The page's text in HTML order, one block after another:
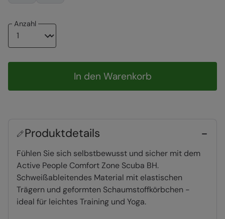
Anzahl
In den Warenkorb
Produktdetails
Fühlen Sie sich selbstbewusst und sicher mit dem
Active People Comfort Zone Scuba BH.
Schweißableitendes Material mit elastischen
Trägern und geformten Schaumstoffkörbchen -
ideal für leichtes Training und Yoga.